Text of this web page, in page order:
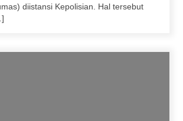
diistansi Kepolisian. Hal tersebut